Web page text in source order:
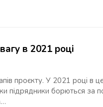
в 2021 році
проєкту. У 2021 році в
підрядники борються за